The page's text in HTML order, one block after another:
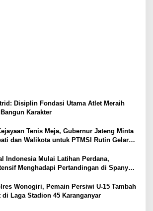
Disiplin Fondasi Utama Atlet Meraih
Karakter
Tenis Meja, Gubernur Jateng Minta
dan Walikota untuk PTMSI Rutin Gelar
Indonesia Mulai Latihan Perdana,
Menghadapi Pertandingan di Spanyol
Wonogiri, Pemain Persiwi U-15 Tambah
di Laga Stadion 45 Karanganyar